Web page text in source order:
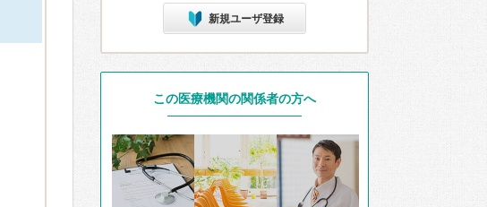
新規ユーザ登録
この医療機関の関係者の方へ